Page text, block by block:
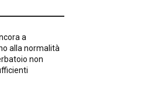
a
alla normalità
non